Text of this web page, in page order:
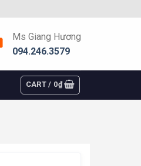
Ms Giang Hương
094.246.3579
CART / 0₫